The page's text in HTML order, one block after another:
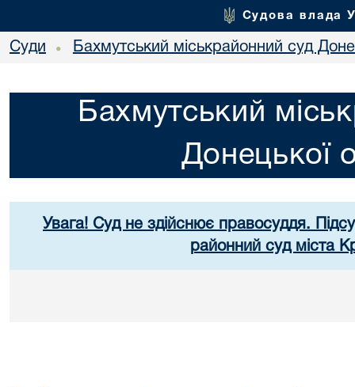
Судова влада
Суди • Бахмутський міськрайонний суд
Бахмутський
Донецької
Увага! Суд не здійснює правосуддя.
районний суд міста